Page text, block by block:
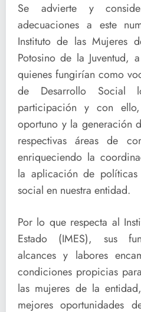
Se advierte y
adecuaciones a este
Instituto de las Mujeres
Potosino de la Juventud,
quienes fungirían como
de Desarrollo Social
participación y con
oportuno y la generación
respectivas áreas de
enriqueciendo la
la aplicación de
social en nuestra entidad.
Por lo que respecta al
Estado (IMES), sus
alcances y labores
condiciones propicias
las mujeres de la
mejores oportunidades